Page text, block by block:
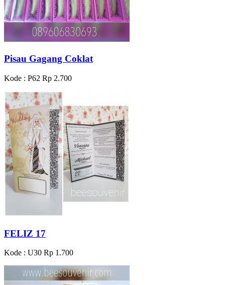
Pisau Gagang Coklat
Kode : P62 Rp 2.700
FELIZ 17
Kode : U30 Rp 1.700